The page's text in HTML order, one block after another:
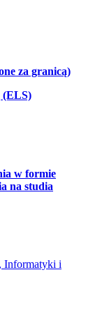
za granicą)
(ELS)
w formie
na studia
Informatyki i